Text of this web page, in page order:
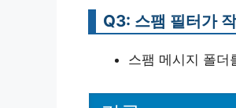
Q3: 스팸 필터가
스팸 메시지 폴더